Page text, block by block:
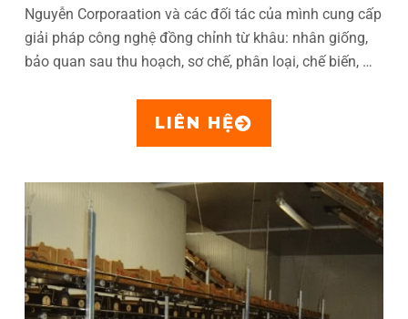
Nguyễn Corporaation và các đối tác của mình cung cấp
giải pháp công nghệ đồng chỉnh từ khâu: nhân giống,
bảo quan sau thu hoạch, sơ chế, phân loại, chế biến, …
LIÊN HỆ